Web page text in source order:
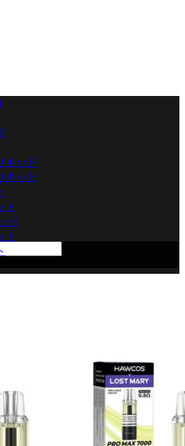
商品がありません。
キッド
キッド
ト
ド
ト